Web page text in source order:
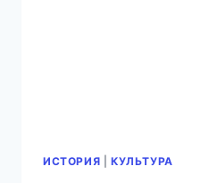
ИСТОРИЯ КУЛЬТУРА